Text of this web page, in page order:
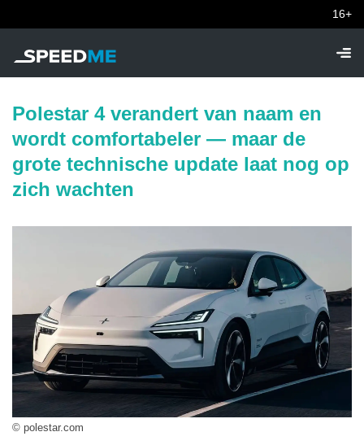
16+
Polestar 4 verandert van naam en
wordt comfortabeler — maar de
grote technische update laat nog op
zich wachten
© polestar.com